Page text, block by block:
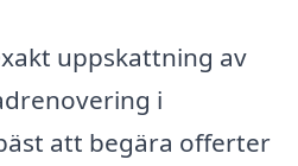
uppskattning av
i
att begära offerter